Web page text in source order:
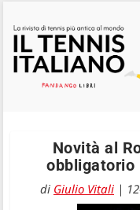
Novità al
obbligatorio
di Giulio Vitali |